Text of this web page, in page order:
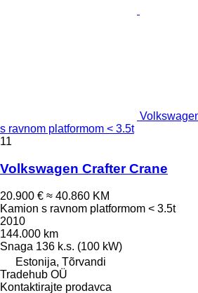
s ravnom platformom < 3.5t
11
Volkswagen Crafter Crane
20.900 € ≈ 40.860 KM
Kamion s ravnom platformom < 3.5t
2010
144.000 km
Snaga 136 k.s. (100 kW)
Estonija, Tõrvandi
Tradehub OÜ
Kontaktirajte prodavca